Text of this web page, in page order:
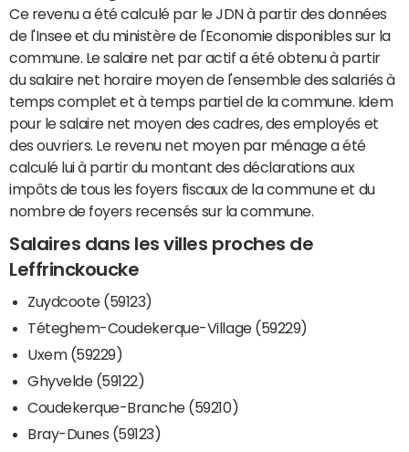
Ce revenu a été calculé par le JDN à partir des données
de l'Insee et du ministère de l'Economie disponibles sur la
commune. Le salaire net par actif a été obtenu à partir
du salaire net horaire moyen de l'ensemble des salariés à
temps complet et à temps partiel de la commune. Idem
pour le salaire net moyen des cadres, des employés et
des ouvriers. Le revenu net moyen par ménage a été
calculé lui à partir du montant des déclarations aux
impôts de tous les foyers fiscaux de la commune et du
nombre de foyers recensés sur la commune.
Salaires dans les villes proches de
Leffrinckoucke
Zuydcoote (59123)
Téteghem-Coudekerque-Village (59229)
Uxem (59229)
Ghyvelde (59122)
Coudekerque-Branche (59210)
Bray-Dunes (59123)